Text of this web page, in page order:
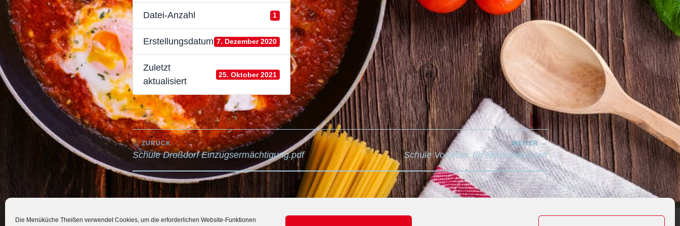
Die Menüküche Theißen verwendet Cookies, um die erforderlichen Website-Funktionen
Datei-Anzahl 1
Erstellungsdatum 7. Dezember 2020
Zuletzt
aktualisiert
25. Oktober 2021
BEITRAGSNAVIGATION
ZURÜCK
Schule Droßdorf Einzugsermächtigung.pdf
WEITER
Schule Vordruck für Neukunden.pdf
© 2026 - Menüküche Theißen GmbH -Impressum und Datenschutz